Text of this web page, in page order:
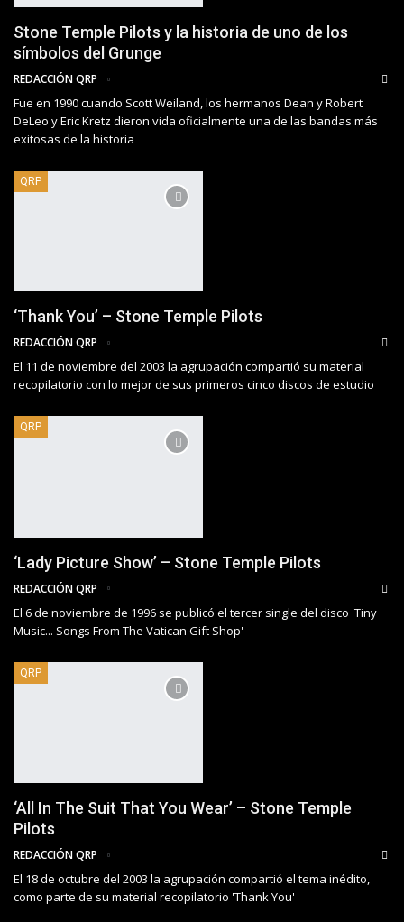
Stone Temple Pilots y la historia de uno de los
símbolos del Grunge
REDACCIÓN QRP
Fue en 1990 cuando Scott Weiland, los hermanos Dean y Robert
DeLeo y Eric Kretz dieron vida oficialmente una de las bandas más
exitosas de la historia
QRP
‘Thank You’ – Stone Temple Pilots
REDACCIÓN QRP
El 11 de noviembre del 2003 la agrupación compartió su material
recopilatorio con lo mejor de sus primeros cinco discos de estudio
QRP
‘Lady Picture Show’ – Stone Temple Pilots
REDACCIÓN QRP
El 6 de noviembre de 1996 se publicó el tercer single del disco 'Tiny
Music... Songs From The Vatican Gift Shop'
QRP
‘All In The Suit That You Wear’ – Stone Temple
Pilots
REDACCIÓN QRP
El 18 de octubre del 2003 la agrupación compartió el tema inédito,
como parte de su material recopilatorio 'Thank You'